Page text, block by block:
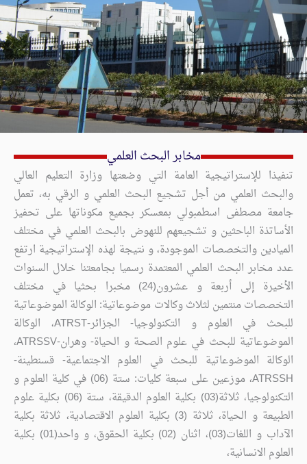
مخابر البحث العلمي
تنفيذا للإستراتيجية العامة التي وضعتها وزارة التعليم العالي
والبحث العلمي من أجل تشجيع البحث العلمي و الرقي به، تعمل
جامعة مصطفى اسطمبولي بمعسكر بجميع مكوناتها على تحفيز
الأساتذة الباحثين و تشجيعهم للنهوض بالبحث العلمي في مختلف
الميادين والتخصصات الموجودة، و نتيجة لهذه الإستراتيجية ارتفع
عدد مخابر البحث العلمي المعتمدة رسميا بجامعتنا خلال السنوات
الأخيرة إلى أربعة و عشرون(24) مخبرا بحثيا في مختلف
التخصصات منتمين لثلاث وكالات موضوعاتية: الوكالة الموضوعاتية
للبحث في العلوم و التكنولوجيا- الجزائر-ATRST، الوكالة
الموضوعاتية للبحث في علوم الصحة و الحياة- وهران-ATRSSV،
الوكالة الموضوعاتية للبحث في العلوم الاجتماعية- قسنطينة-
ATRSSH، موزعين على سبعة كليات: ستة (06) في كلية العلوم و
التكنولوجيا، ثلاثة(03) بكلية العلوم الدقيقة، ستة (06) بكلية علوم
الطبيعة و الحياة، ثلاثة (3) بكلية العلوم الاقتصادية، ثلاثة بكلية
الآداب و اللغات(03)، اثنان (02) بكلية الحقوق، و واحد(01) بكلية
العلوم الانسانية،